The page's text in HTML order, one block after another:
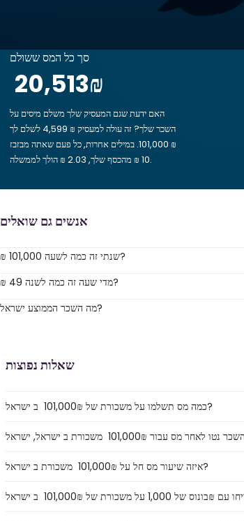
סך כל המס ששולם
‏20,513 ‏₪
האם ידעת שגם המעסיק שלך משלם מיסים על
השכר שלך? זה עולה למעסיק ₪ 4,599 לשלם לך
₪ 101,000. במילים אחרות, כל פעם שאתה מבזבז
‏10 ‏₪ מהכסף שלך, ‏2.03 ‏₪ הולך לממשלה.
אנשים גם שואלים
₪ 101,000 שנתי זה כמה לשעה?
₪ 49 מדי שעה זה כמה לשנה?
מה השכר הממוצע ישראל?
שאלות נפוצות
כמה מס תשלמו על משכורת של ₪‏101,000 ‏ ב ישראל?
איזה שיעור מס חל על ₪‏101,000 ‏ משכורת ב ישראל?